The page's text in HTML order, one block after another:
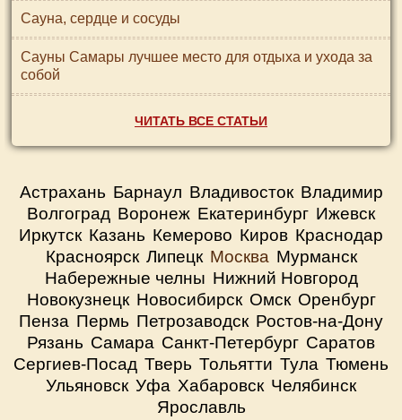
Сауна, сердце и сосуды
Сауны Самары лучшее место для отдыха и ухода за
собой
ЧИТАТЬ ВСЕ СТАТЬИ
Астрахань Барнаул Владивосток Владимир
Волгоград Воронеж Екатеринбург Ижевск
Иркутск Казань Кемерово Киров Краснодар
Красноярск Липецк Москва Мурманск
Набережные челны Нижний Новгород
Новокузнецк Новосибирск Омск Оренбург
Пенза Пермь Петрозаводск Ростов-на-Дону
Рязань Самара Санкт-Петербург Саратов
Сергиев-Посад Тверь Тольятти Тула Тюмень
Ульяновск Уфа Хабаровск Челябинск
Ярославль